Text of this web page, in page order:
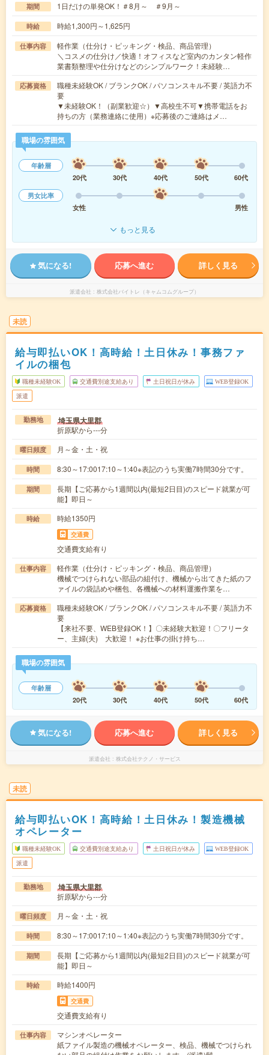
期間 1日だけの単発OK！＃8月～ ＃9月～
時給 時給1,300円～1,625円
仕事内容
軽作業（仕分け・ピッキング・検品、商品管理）
＼コスメの仕分け／快適！オフィスなど室内のカンタン軽作
業書類整理や仕分けなどのシンプルワーク！未経験…
応募資格
職種未経験OK / ブランクOK / パソコンスキル不要 / 英語力不
要
▼未経験OK！（副業歓迎☆）▼高校生不可▼携帯電話をお
持ちの方（業務連絡に使用）※応募後のご連絡はメ…
職場の雰囲気
年齢層
20代
30代 40代 50代
60代
男女比率
女性
男性
もっと見る
気になる! 応募へ進む 詳しく見る
派遣会社 株式会社バイトレ（キャムコムグループ）
未読
給与即払いOK！高時給！土日休み！事務ファ
イルの梱包
職種未経験OK 交通費別途支給あり 土日祝日が休み WEB登録OK
派遣
勤務地 埼玉県大里郡
折原駅から---分
曜日頻度 月～金・土・祝
時間 8:30～17:0017:10～1:40※表記のうち実働7時間30分です。
期間
長期【ご応募から1週間以内(最短2日目)のスピード就業が可
能】即日～
時給 時給1350円
交通費
交通費支給有り
仕事内容
軽作業（仕分け・ピッキング・検品、商品管理）
機械でつけられない部品の組付け、機械から出てきた紙のフ
ァイルの袋詰めや梱包、各機械への材料運搬作業を…
応募資格
職種未経験OK / ブランクOK / パソコンスキル不要 / 英語力不
要
【来社不要、WEB登録OK！】〇未経験大歓迎！〇フリータ
ー、主婦(夫) 大歓迎！ ※お仕事の掛け持ち…
職場の雰囲気
年齢層
20代
30代 40代 50代 60代
気になる! 応募へ進む 詳しく見る
派遣会社 株式会社テクノ・サービス
未読
給与即払いOK！高時給！土日休み！製造機械
オペレーター
職種未経験OK 交通費別途支給あり 土日祝日が休み WEB登録OK
派遣
勤務地 埼玉県大里郡
折原駅から---分
曜日頻度 月～金・土・祝
時間 8:30～17:0017:10～1:40※表記のうち実働7時間30分です。
期間
長期【ご応募から1週間以内(最短2日目)のスピード就業が可
能】即日～
時給 時給1400円
交通費
交通費支給有り
仕事内容
マシンオペレーター
紙ファイル製造の機械オペレーター、検品、機械でつけられ